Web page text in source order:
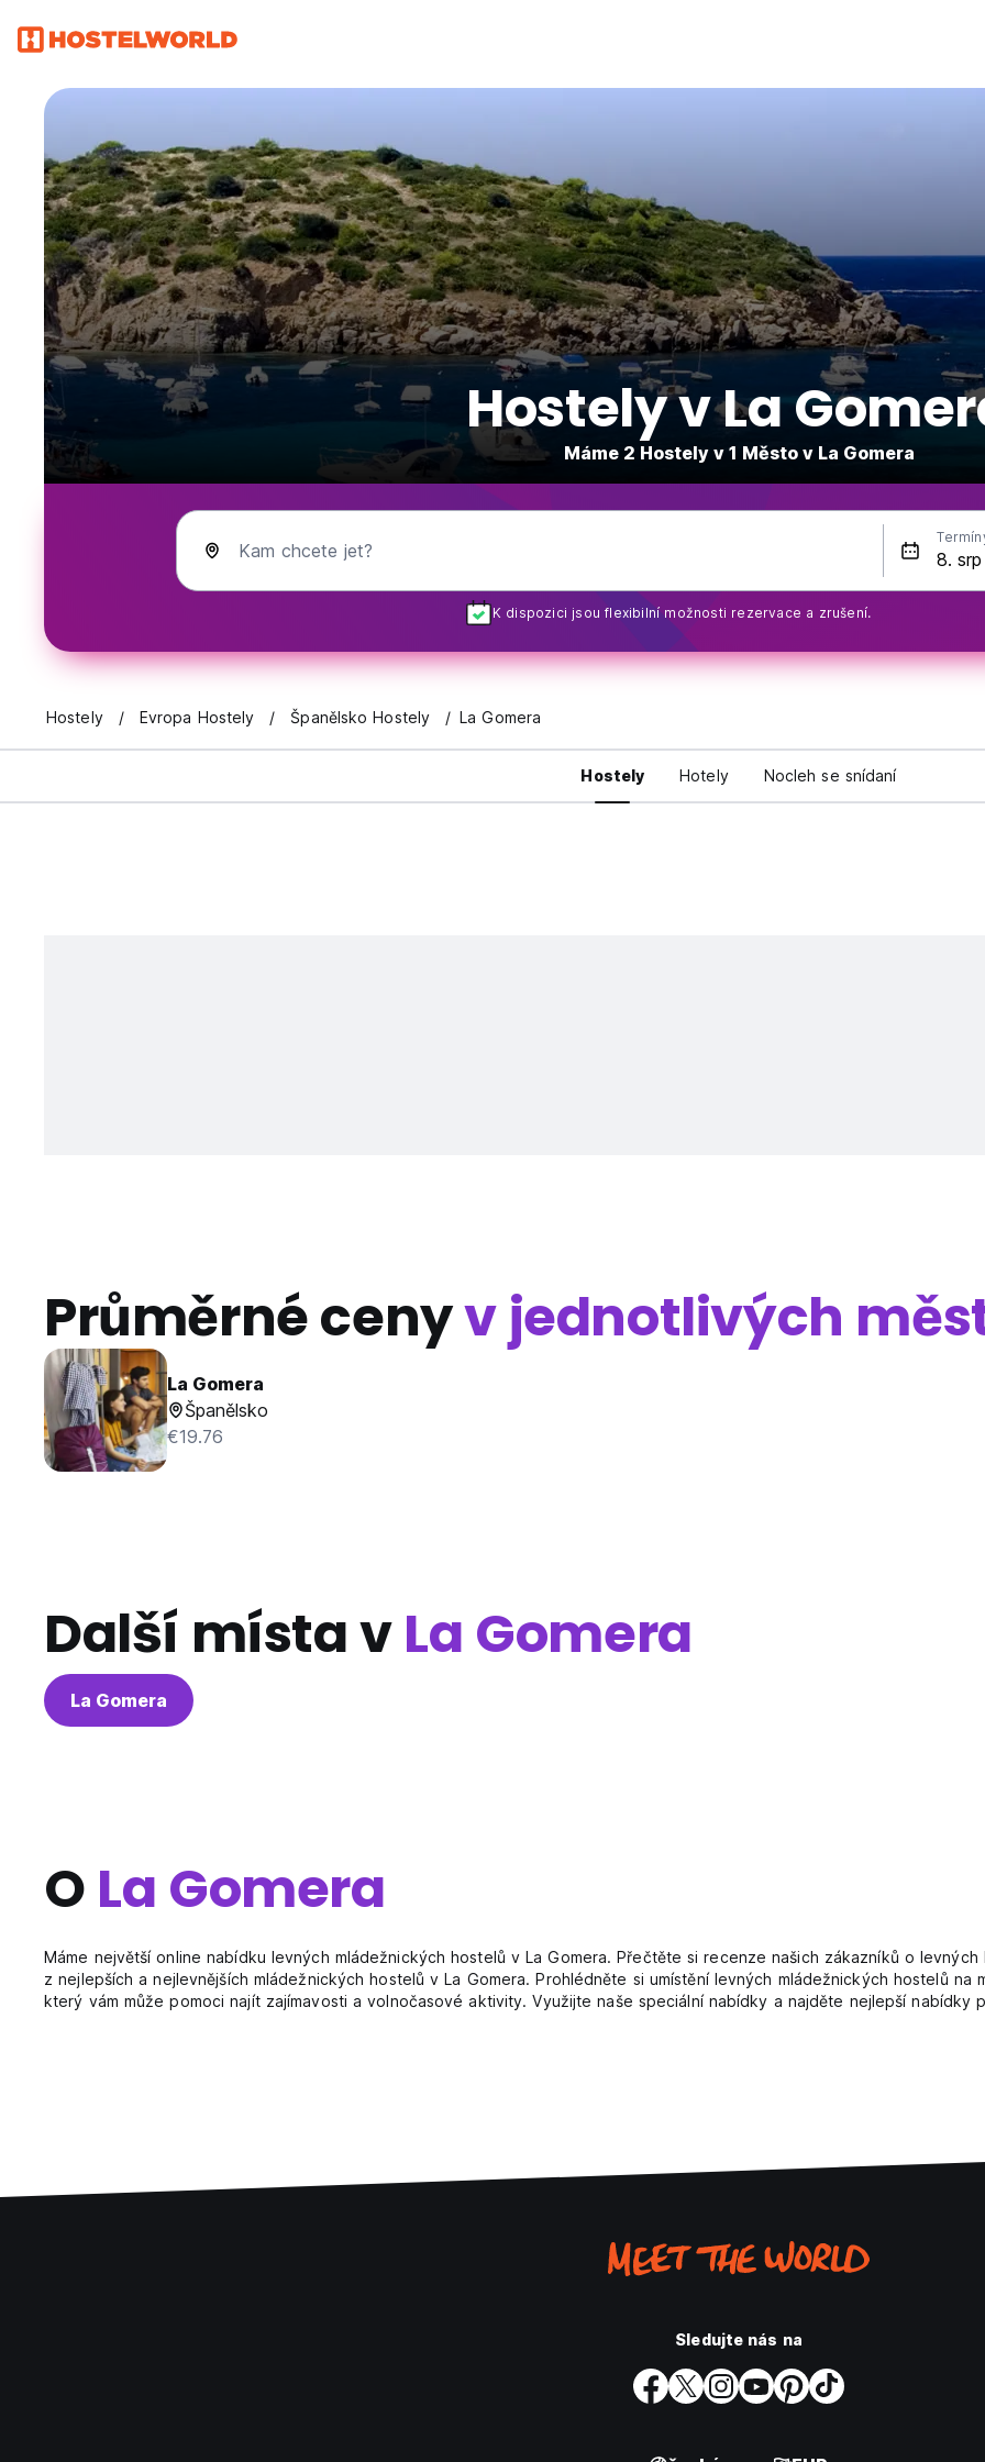
Hostely v La
Máme 2 Hostely v 1 Město v La Gomera
Kam chcete jet?
K dispozici jsou flexibilní možnosti rezervace a zrušení.
Hostely Evropa Hostely Španělsko Hostely La Gomera
Hostely Hotely Nocleh se snídaní
Průměrné cenyv jednotlivých
La Gomera
Španělsko
€19.76
Další místa vLa Gomera
La Gomera
O La Gomera
Máme největší online nabídku levných mládežnických hostelů v La Gomera. Přečtěte si recenze našich zákazníků o
z nejlepších a nejlevnějších mládežnických hostelů v La Gomera. Prohlédněte si umístění levných mládežnických hostelů
který vám může pomoci najít zajímavosti a volnočasové aktivity. Využijte naše speciální nabídky a najděte nejlepší
Sledujte nás na